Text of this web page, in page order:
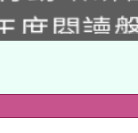
度閱讀
名單